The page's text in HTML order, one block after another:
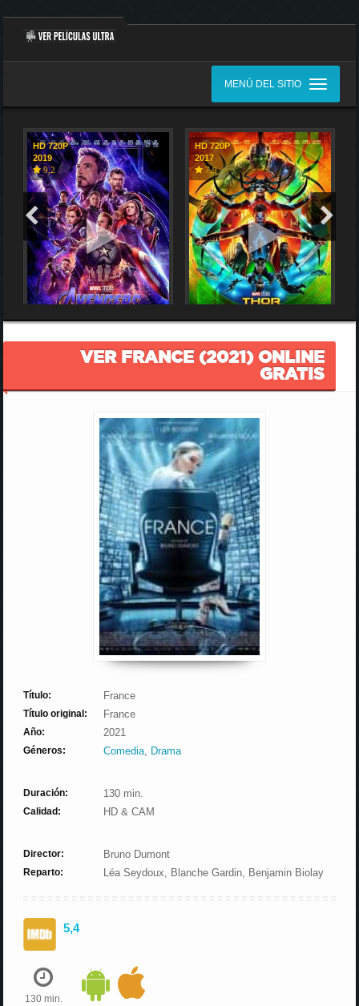
MENÚ DEL SITIO
HD 720P
2019
9,2
HD 720P
2017
7,9
VER FRANCE (2021) ONLINE
GRATIS
Título: France
Título original: France
Año: 2021
Géneros: Comedia, Drama
Duración: 130 min.
Calidad: HD & CAM
Director: Bruno Dumont
Reparto: Léa Seydoux, Blanche Gardin, Benjamin Biolay
5,4
130 min.